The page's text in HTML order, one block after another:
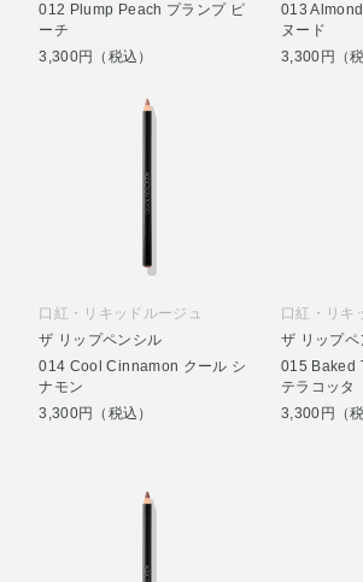
012 Plump Peach プランプ ピ
ーチ
3,300円（税込）
013
ヌード
3,300円（税
口紅・リキッドルージュ
ザ リップペンシル
014 Cool Cinnamon クール シ
ナモン
3,300円（税込）
口紅・リキ
ザ リップペ
015 Baked
テラコッタ
3,300円（税